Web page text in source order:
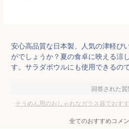
安心高品質な日本製、人気の津軽び
がでしょうか？夏の食卓に映える涼
す。サラダボウルにも使用できるの
回答された質
そうめん用のおしゃれなガラス器でおす
全てのおすすめコメ